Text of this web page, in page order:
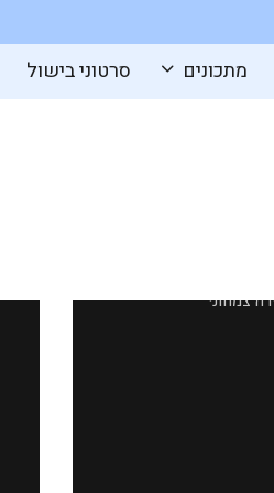
מתכונים סרטוני בישול